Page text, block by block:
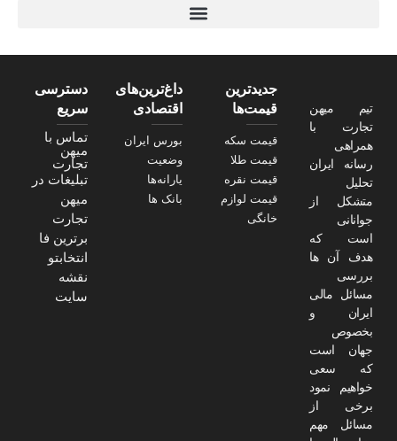
تیم میهن
تجارت با
همراهی
رسانه ایران
تحلیل
متشکل از
جوانانی
است که
هدف آن ها
بررسی
مسائل مالی
ایران و
بخصوص
جهان است
که سعی
خواهیم نمود
برخی از
مسائل مهم
جدیدترین
قیمت‌ها
قیمت سکه
قیمت طلا
قیمت نقره
قیمت لوازم
خانگی
داغ‌ترین‌های
اقتصادی
بورس ایران
وضعیت
یارانه‌ها
بانک ها
دسترسی
سریع
تماس با
میهن
تجارت
تبلیغات در
میهن
تجارت
برترین فا
انتخابتو
نقشه
سایت